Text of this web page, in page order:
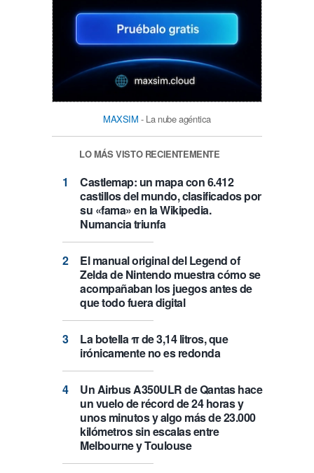
MAXSIM - La nube agéntica
LO MÁS VISTO RECIENTEMENTE
Castlemap: un mapa con 6.412
castillos del mundo, clasificados por
su «fama» en la Wikipedia.
Numancia triunfa
El manual original del Legend of
Zelda de Nintendo muestra cómo se
acompañaban los juegos antes de
que todo fuera digital
La botella π de 3,14 litros, que
irónicamente no es redonda
Un Airbus A350ULR de Qantas hace
un vuelo de récord de 24 horas y
unos minutos y algo más de 23.000
kilómetros sin escalas entre
Melbourne y Toulouse